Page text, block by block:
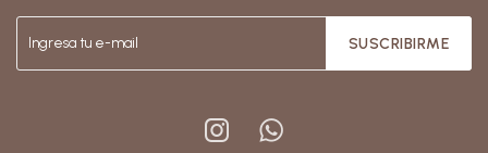
SUSCRIBIRME
 